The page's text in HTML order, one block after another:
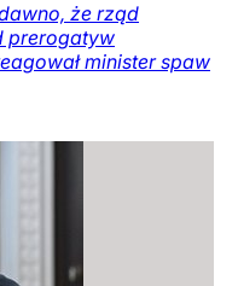
że rząd
prerogatyw
minister spaw